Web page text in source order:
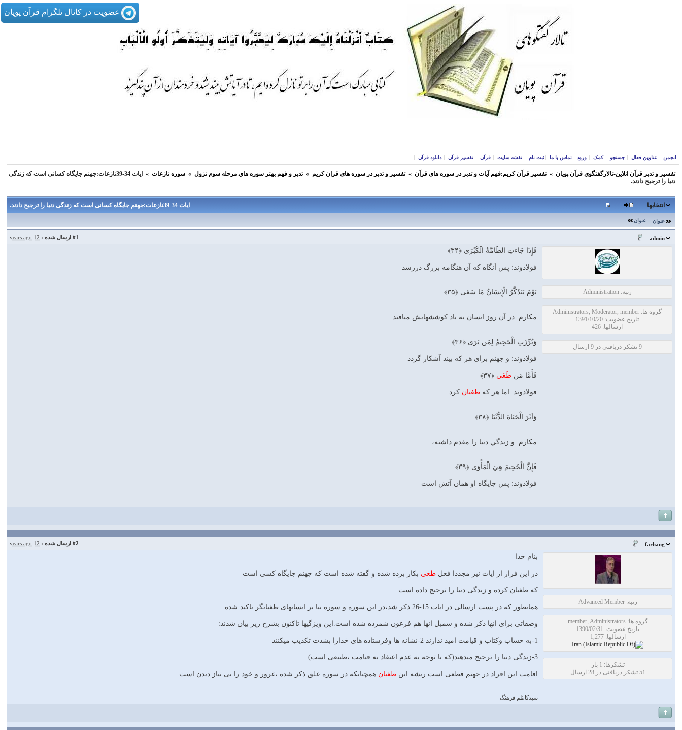
عضویت در کانال تلگرام قرآن پویان
انجمن عناوین فعال جستجو کمک ورود تماس با ما ثبت نام نقشه سایت قرآن تفسیر قرآن دانلود قرآن
تفسير و‌ تدبر قرآن انلاين-تالارگفتگوي قرآن پویان » تفسير قرآن كريم:فهم آيات و تدبر در سوره های قرآن » تفسير و تدبر در سوره های قران كريم » تدبر و فهم بهتر سوره هاي مرحله سوم نزول » سوره نازعات »
ایات 34-39نازعات:جهنم جایگاه کسانی است که زندگی
دنیا را ترجیح دادند.
ایات 34-39نازعات:جهنم جایگاه کسانی است که زندگی دنیا را ترجیح دادند. انتخابها
عنوان عنوان
admin
#1 ارسال شده : 12 years ago
رتبه: Administration
گروه ها: Administrators, Moderator, member
تاریخ عضویت: 1391/10/20
ارسالها: 426
9 تشکر دریافتی در 9 ارسال
فَإِذَا جَاءتِ الطَّامَّةُ الْكُبْرَى ﴿۳۴﴾
فولادوند: پس آنگاه كه آن هنگامه بزرگ دررسد
يَوْمَ يَتَذَكَّرُ الْإِنسَانُ مَا سَعَى ﴿۳۵﴾
مکارم: در آن روز انسان به ياد كوششهايش مي‏افتد.
وَبُرِّزَتِ الْجَحِيمُ لِمَن يَرَى ﴿۳۶﴾
فولادوند: و جهنم براى هر كه بيند آشكار گردد
فَأَمَّا مَن طَغَى ﴿۳۷﴾
فولادوند: اما هر كه طغيان كرد
وَآثَرَ الْحَيَاةَ الدُّنْيَا ﴿۳۸﴾
مکارم: و زندگي دنيا را مقدم داشته،
فَإِنَّ الْجَحِيمَ هِيَ الْمَأْوَى ﴿۳۹﴾
فولادوند: پس جايگاه او همان آتش است
farhang
#2 ارسال شده : 12 years ago
رتبه: Advanced Member
گروه ها: member, Administrators
تاریخ عضویت: 1390/02/31
ارسالها: 1,277
تشکرها: 1 بار
51 تشکر دریافتی در 28 ارسال
بنام خدا
در این فراز از ایات نیز مجددا فعل طغی بکار برده شده و گفته شده است که جهنم جایگاه کسی است
که طغیان کرده و زندگی دنیا را ترجیح داده است.
همانطور که در پست ارسالی در ایات 15-26 ذکر شد،در این سوره و سوره نبا بر انسانهای طغیانگر تاکید شده
وصفاتی برای انها ذکر شده و سمبل انها هم فرعون شمرده شده است.این ویژگیها تاکنون بشرح زیر بیان شدند:
1-به حساب وکتاب و قیامت امید ندارند 2-نشانه ها وفرستاده های خدارا بشدت تکذیب میکنند
3-زندگی دنیا را ترجیح میدهند(که با توجه به عدم اعتقاد به قیامت ،طبیعی است)
اقامت این افراد در جهنم قطعی است.ریشه این طغیان همچنانکه در سوره علق ذکر شده ،غرور و خود را بی نیاز دیدن است.
سیدکاظم فرهنگ